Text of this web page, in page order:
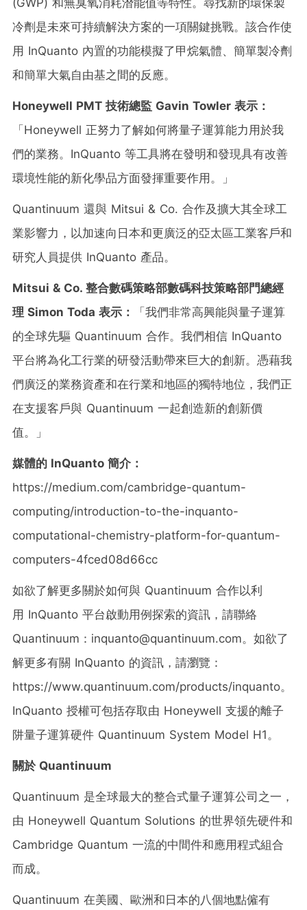
冷劑是未來可持續解決方案的一項關鍵挑戰。該合作使
用 InQuanto 內置的功能模擬了甲烷氣體、簡單製冷劑
和簡單大氣自由基之間的反應。
Honeywell PMT 技術總監 Gavin Towler 表示：
「Honeywell 正努力了解如何將量子運算能力用於我
們的業務。InQuanto 等工具將在發明和發現具有改善
環境性能的新化學品方面發揮重要作用。」
Quantinuum 還與 Mitsui & Co. 合作及擴大其全球工
業影響力，以加速向日本和更廣泛的亞太區工業客戶和
研究人員提供 InQuanto 產品。
Mitsui & Co. 整合數碼策略部數碼科技策略部門總經
理 Simon Toda 表示：
「我們非常高興能與量子運算
的全球先驅 Quantinuum 合作。我們相信 InQuanto
平台將為化工行業的研發活動帶來巨大的創新。憑藉我
們廣泛的業務資產和在行業和地區的獨特地位，我們正
在支援客戶與 Quantinuum 一起創造新的創新價
值。」
媒體的 InQuanto 簡介：
https://medium.com/cambridge-quantum-
computing/introduction-to-the-inquanto-
computational-chemistry-platform-for-quantum-
computers-4fced08d66cc
如欲了解更多關於如何與 Quantinuum 合作以利
用 InQuanto 平台啟動用例探索的資訊，請聯絡
Quantinuum：inquanto@quantinuum.com。如欲了
解更多有關 InQuanto 的資訊，請瀏覽：
https://www.quantinuum.com/products/inquanto。
InQuanto 授權可包括存取由 Honeywell 支援的離子
阱量子運算硬件 Quantinuum System Model H1。
關於Quantinuum
Quantinuum 是全球最大的整合式量子運算公司之一，
由 Honeywell Quantum Solutions 的世界領先硬件和
Cambridge Quantum 一流的中間件和應用程式組合
而成。
Quantinuum 在美國、歐洲和日本的八個地點僱有